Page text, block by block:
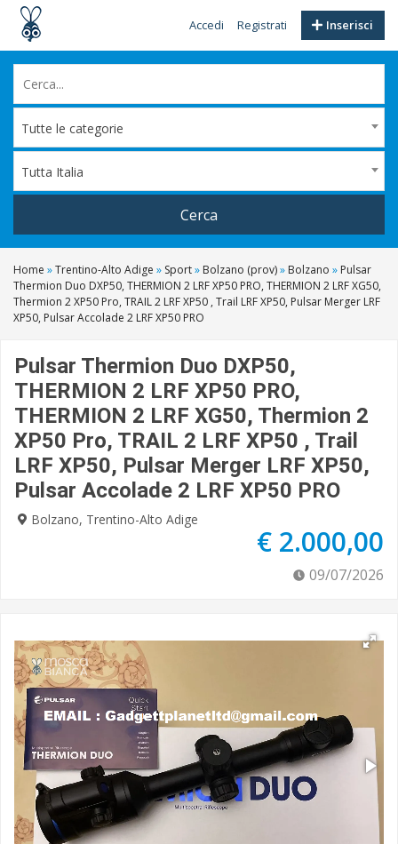
Inserisci
Accedi Registrati
Tutte le categorie
Tutta Italia
Cerca
Home »Trentino-Alto Adige » Sport» Bolzano (prov)» Bolzano » Pulsar
Thermion Duo DXP50, THERMION 2 LRF XP50 PRO, THERMION 2 LRF XG50,
Thermion 2 XP50 Pro, TRAIL 2 LRF XP50 , Trail LRF XP50, Pulsar Merger LRF
XP50, Pulsar Accolade 2 LRF XP50 PRO
Pulsar Thermion Duo DXP50,
THERMION 2 LRF XP50 PRO,
THERMION 2 LRF XG50, Thermion 2
XP50 Pro, TRAIL 2 LRF XP50 , Trail
LRF XP50, Pulsar Merger LRF XP50,
Pulsar Accolade 2 LRF XP50 PRO
Bolzano, Trentino-Alto Adige
€ 2.000,00
09/07/2026